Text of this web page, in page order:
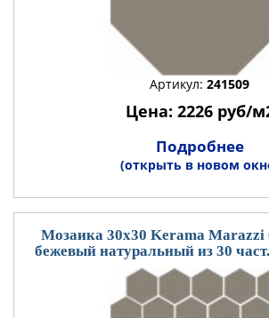
Артикул: 241509
Цена: 2226 руб/
Подробнее
(открыть в новом
Мозаика 30x30 Kerama Marazzi
бежевый натуральный из 30